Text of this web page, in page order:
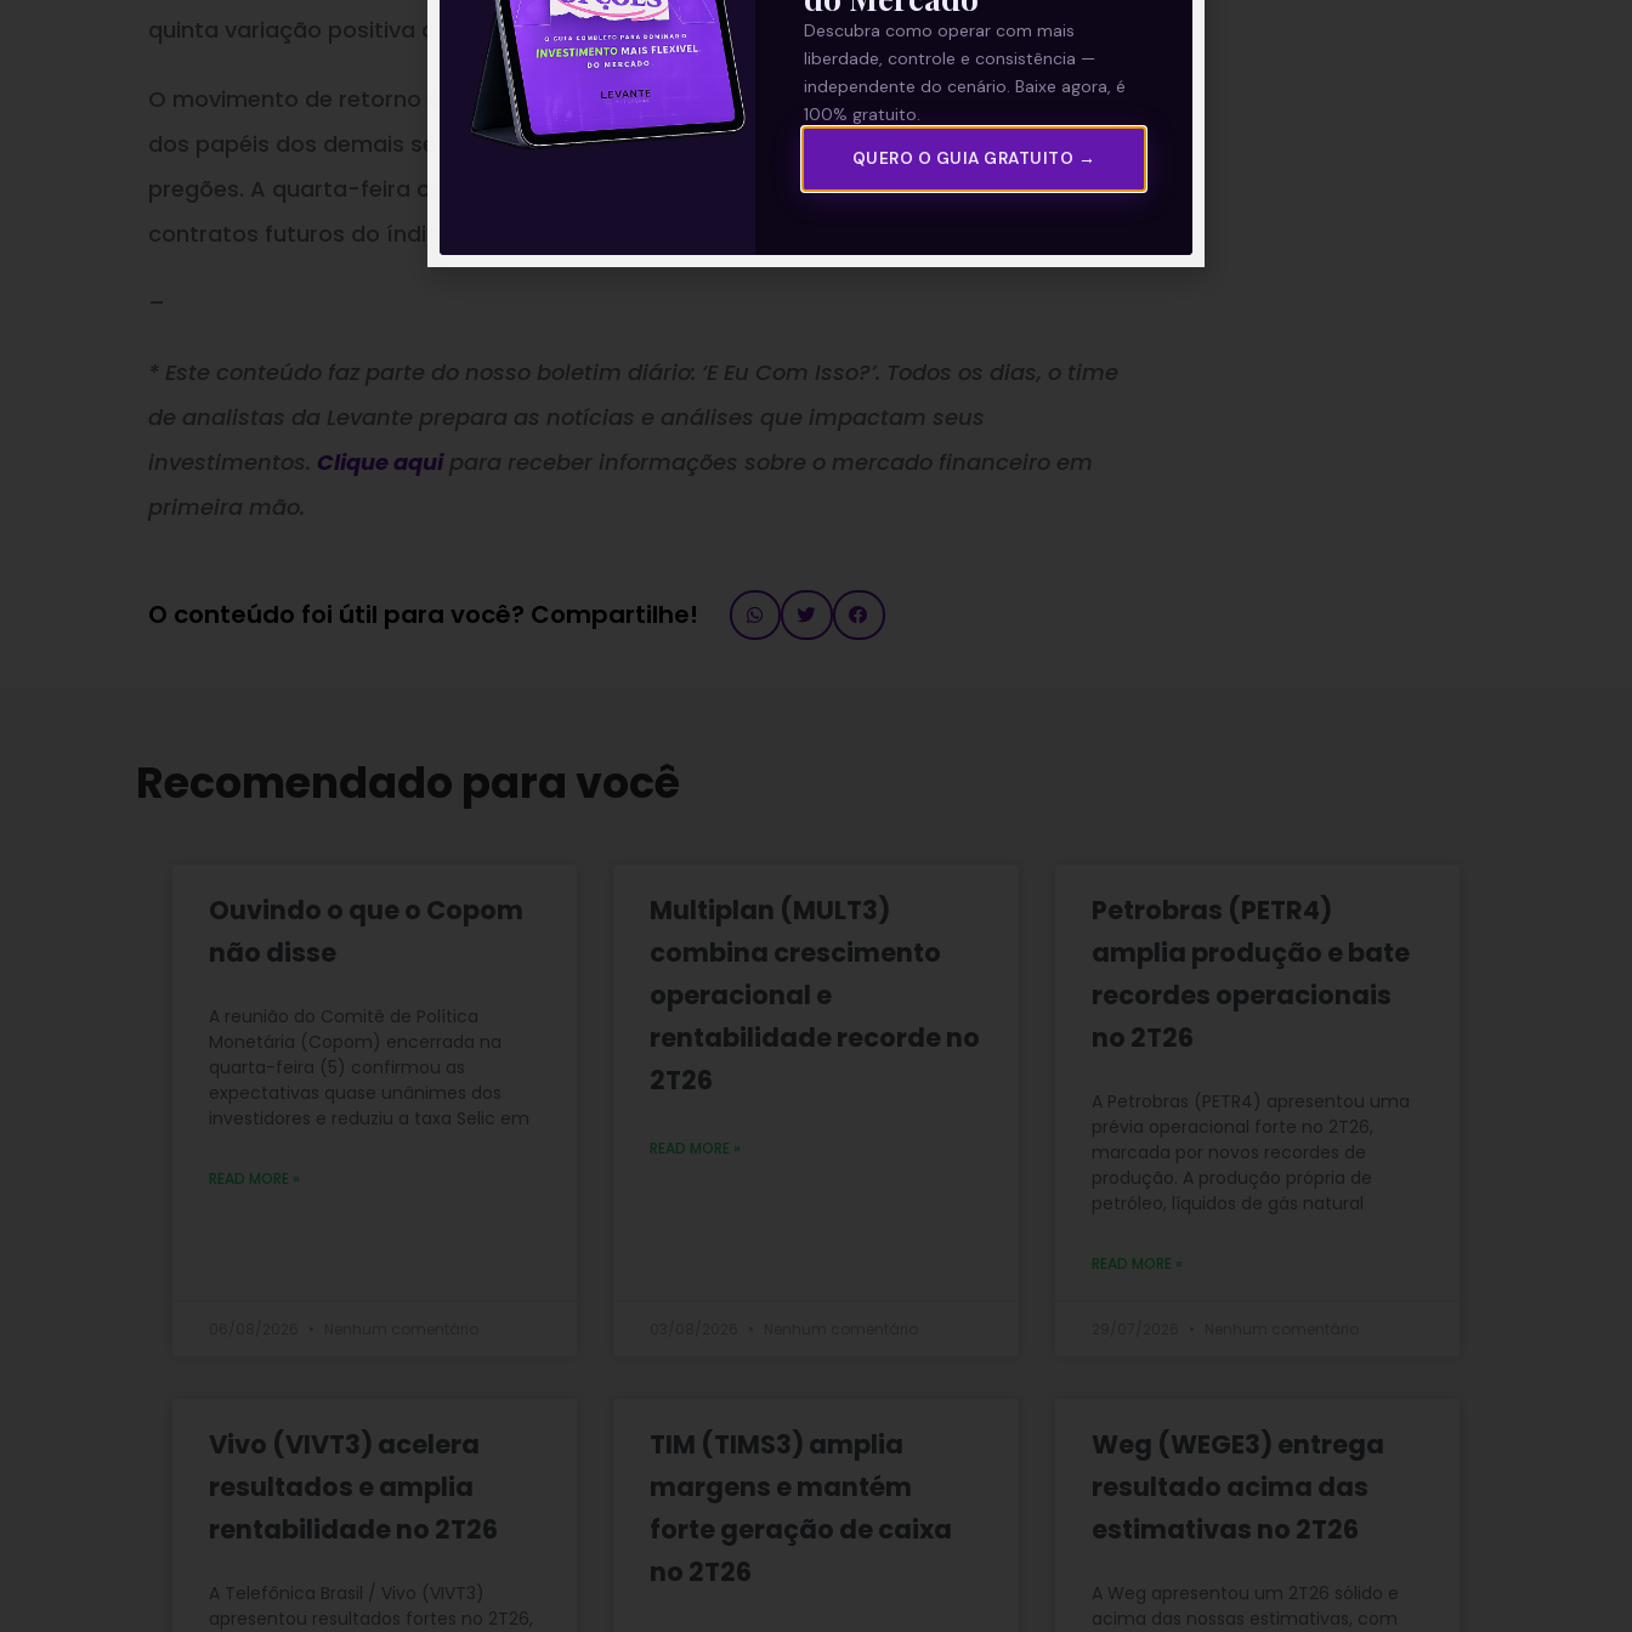
quinta variação positiva consecutiva deste indicador.
O movimento de retorno à normalidade, com retração das ações de tecnologiaeavanço
dos papéis dos demais setores da economia, ainda deve prosseguir por mais alguns
pregões. A quarta-feira começa com os contratos futuros de Ibovespa estáveiseos
contratos futuros do índice americano S&P 500 em alta de 0,9 por cento.
–
* Este conteúdo faz parte do nosso boletim diário: ‘E Eu Com Isso?’. Todos os dias, o time
de analistas da Levante prepara as notícias e análises que impactam seus
investimentos. Clique aqui para receber informações sobre o mercado financeiro em
primeira mão.
O conteúdo foi útil para você? Compartilhe!
Recomendado para você
Ouvindo o que o Copom
não disse
A reunião do Comitê de Política
Monetária (Copom) encerrada na
quarta-feira (5) confirmou as
expectativas quase unânimes dos
investidores e reduziu a taxa Selic em
READ MORE »
Multiplan (MULT3)
combina crescimento
operacional e
rentabilidade recorde no
2T26
READ MORE »
Petrobras (PETR4)
amplia produção e bate
recordes operacionais
no 2T26
A Petrobras (PETR4) apresentou uma
prévia operacional forte no 2T26,
marcada por novos recordes de
produção. A produção própria de
petróleo, líquidos de gás natural
READ MORE »
Vivo (VIVT3) acelera
resultados e amplia
rentabilidade no 2T26
A Telefônica Brasil / Vivo (VIVT3)
apresentou resultados fortes no 2T26,
TIM (TIMS3) amplia
margens e mantém
forte geração de caixa
no 2T26
Weg (WEGE3) entrega
resultado acima das
estimativas no 2T26
A Weg apresentou um 2T26 sólido e
acima das nossas estimativas, com
Descubra como operar com mais
liberdade, controle e consistência —
independente do cenário. Baixe agora, é
100% gratuito.
QUERO O GUIA GRATUITO →